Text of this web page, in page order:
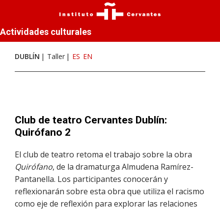
Actividades culturales
DUBLÍN Taller ES EN
Club de teatro Cervantes Dublín:
Quirófano 2
El club de teatro retoma el trabajo sobre la obra
Quirófano, de la dramaturga Almudena Ramírez-
Pantanella. Los participantes conocerán y
reflexionarán sobre esta obra que utiliza el racismo
como eje de reflexión para explorar las relaciones